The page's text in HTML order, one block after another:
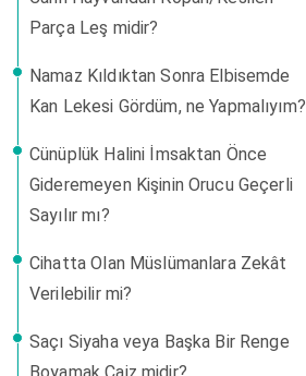
Parça Leş midir?
Namaz Kıldıktan Sonra Elbisemde
Kan Lekesi Gördüm, ne Yapmalıyım?
Cünüplük Halini İmsaktan Önce
Gideremeyen Kişinin Orucu Geçerli
Sayılır mı?
Cihatta Olan Müslümanlara Zekât
Verilebilir mi?
Saçı Siyaha veya Başka Bir Renge